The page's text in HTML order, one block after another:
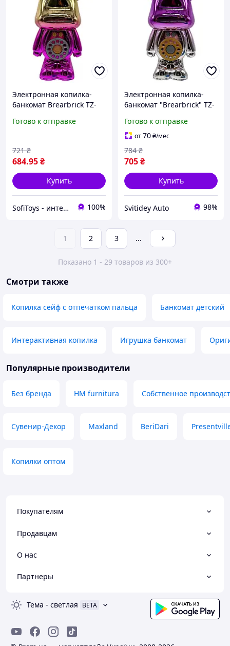
Электронная копилка-
банкомат Brearbrick TZ-
прием купюр, кодовый
Готово к отправке
684.95₴
721 ₴
Купить
SofiToys - интернет-магазин детских игрушек в Украине 100%
Электронная копилка-
банкомат "Brearbrick" TZ-
Готово к отправке
от70₴/мес
705₴
784 ₴
Купить
Svitidey Auto 98%
1 2 3 ...
Показано 1 - 29 товаров из 300+
Смотри также
Копилка сейф с отпечатком пальца Банкомат детский
Интерактивная копилка Игрушка банкомат
Популярные производители
Без бренда HM furnitura Собственное
Сувенир-Декор Maxland BeriDari
Копилки оптом
Покупателям
Продавцам
О нас
Партнеры
Тема - светлая BETA